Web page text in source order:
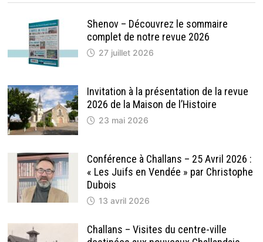
Shenov – Découvrez le sommaire
complet de notre revue 2026
27 juillet 2026
Invitation à la présentation de la revue
2026 de la Maison de l’Histoire
23 mai 2026
Conférence à Challans – 25 Avril 2026 :
« Les Juifs en Vendée » par Christophe
Dubois
13 avril 2026
Challans – Visites du centre-ville